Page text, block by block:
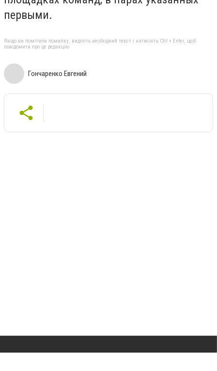
первыми.
Якщо ви помітили помилку, виділіть необхідний текст і натисніть Ctrl + Enter, щоб
повідомити про це редакцію
Гончаренко Евгений